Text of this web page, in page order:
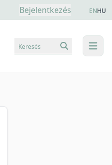
Bejelentkezés ENHU
menu
Keresés